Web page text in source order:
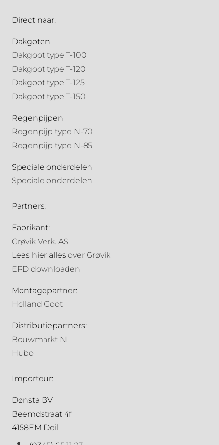
Direct naar:
Dakgoten
Dakgoot type T-100
Dakgoot type T-120
Dakgoot type T-125
Dakgoot type T-150
Regenpijpen
Regenpijp type N-70
Regenpijp type N-85
Speciale onderdelen
Speciale onderdelen
Partners:
Fabrikant:
Grøvik Verk. AS
Lees hier alles over Grøvik
EPD downloaden
Montagepartner:
Holland Goot
Distributiepartners:
Bouwmarkt NL
Hubo
Importeur:
Dønsta BV
Beemdstraat 4f
4158EM Deil